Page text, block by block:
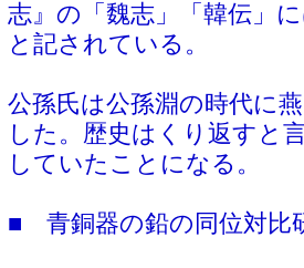
志』の「魏志」「韓伝」
と記されている。
公孫氏は公孫淵の時代に
した。歴史はくり返すと
していたことになる。
■ 青銅器の鉛の同位対比